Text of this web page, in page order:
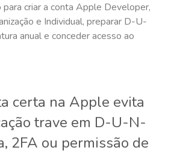
para criar a conta Apple Developer,
e Individual, preparar D-U-
anual e conceder acesso ao
certa na Apple evita
trave em D-U-N-
2FA ou permissão de